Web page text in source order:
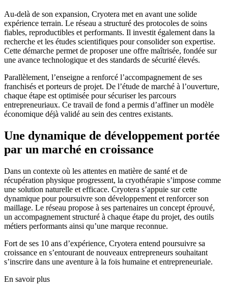
Au-delà de son expansion, Cryotera met en avant une solide
expérience terrain. Le réseau a structuré des protocoles de soins
fiables, reproductibles et performants. Il investit également dans la
recherche et les études scientifiques pour consolider son expertise.
Cette démarche permet de proposer une offre maîtrisée, fondée sur
une avance technologique et des standards de sécurité élevés.
Parallèlement, l’enseigne a renforcé l’accompagnement de ses
franchisés et porteurs de projet. De l’étude de marché à l’ouverture,
chaque étape est optimisée pour sécuriser les parcours
entrepreneuriaux. Ce travail de fond a permis d’affiner un modèle
économique déjà validé au sein des centres existants.
Une dynamique de développement portée
par un marché en croissance
Dans un contexte où les attentes en matière de santé et de
récupération physique progressent, la cryothérapie s’impose comme
une solution naturelle et efficace. Cryotera s’appuie sur cette
dynamique pour poursuivre son développement et renforcer son
maillage. Le réseau propose à ses partenaires un concept éprouvé,
un accompagnement structuré à chaque étape du projet, des outils
métiers performants ainsi qu’une marque reconnue.
Fort de ses 10 ans d’expérience, Cryotera entend poursuivre sa
croissance en s’entourant de nouveaux entrepreneurs souhaitant
s’inscrire dans une aventure à la fois humaine et entrepreneuriale.
En savoir plus